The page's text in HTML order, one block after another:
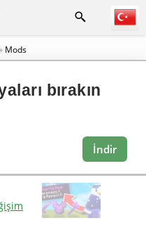
Mods
bırakın
İndir